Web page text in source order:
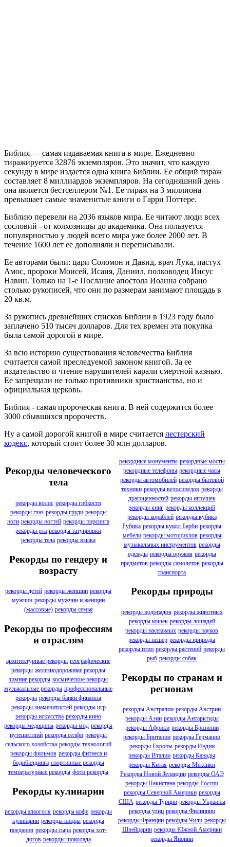
Библия — самая издаваемая книга в мире. Ежедневно
тиражируется 32876 экземпляров. Это значит, что каждую
секунду в мире издается одна книга Библии. Ее общий тираж
составляет 8 миллиардов экземпляров. На сегодняшний день
она является бестселлером №1. Ее тираж на 3 миллиона
превышает самые знаменитые книги о Гарри Поттере.
Библию перевели на 2036 языков мира. Ее читают люди всех
сословий - от колхозницы до академика. Она пользуется
популярностью у людей всего мира уже более 2000 лет. В
течение 1600 лет ее дополняли и переписывали.
Ее авторами были: цари Соломон и Давид, врач Лука, пастух
Амос, пророки Моисей, Исаия, Даниил, полководец Иисус
Навин. Только на 1-е Послание апостола Иоанна собрано
столько рукописей, что они по размерам занимают площадь в
20 кв.м.
За рукопись древнейших списков Библии в 1923 году было
заплачено 510 тысяч долларов. Для тех времен эта покупка
была самой дорогой в мире.
За всю историю существования человечества Библия
считается самой преследуемой законом книгой. За ее
издательство и чтение нарушителей карали смертной казнью.
Ее запрещали не только противники христианства, но и
официальная церковь.
Библия - самая пророческая книга. В ней содержится более
3000 сбывшихся пророчеств.
Ну а самой дорогой книгой в мире считается лестерский
кодекс, который стоит более 30 млн долларов.
Рекорды человеческого
тела
рекорды волос рекорды гибкости
рекорды глаз рекорды груди рекорды
ноги рекорды ногтей рекорды пирсинга
рекорды рта рекорды татуировки
рекорды тела рекорды языка
Рекорды по гендеру и
возрасту
рекорды детей рекорды женщин рекорды
мужчин рекорды мужчин и женщин
(массовые) рекорды семья
Рекорды по профессиям
и отраслям
архитектурные рекорды географические
рекорды железнодорожные рекорды
зимние рекорды космические рекорды
музыкальные рекорды профессиональные
рекорды рекорды банки финансы
рекорды знаменитостей рекорды игр
рекорды искусства рекорды кино
рекорды медицины рекорды мод рекорды
путешествий рекорды селфи рекорды
сельского хозяйства рекорды технологий
рекорды фильмов рекорды фитнеса и
бодибилдинга спортивные рекорды
температурные рекорды фото рекорды
Рекорды кулинарии
рекорды алкоголя рекорды кофе рекорды
кулинарии рекорды пиццы рекорды
поедания рекорды сыра рекорды хот-
догов рекорды шоколада
рекордные монументы рекордные мосты
рекордные телефоны рекордные часы
рекорды автомобилей рекорды бытовой
техники рекорды велосипедов рекорды
драгоценностей рекорды игрушек
рекорды книг рекорды коллекций
рекорды кораблей рекорды кубика
Рубика рекорды кукол Барби рекорды
мебели рекорды мотоциклов рекорды
музыкальных инструментов рекорды
одежды рекорды оружия рекорды
предметов рекорды самолетов рекорды
транспорта
Рекорды природы
рекорды водопадов рекорды животных
рекорды кошек рекорды лошадей
рекорды насекомых рекорды пауков
рекорды пещер рекорды природы
рекорды птиц рекорды растений рекорды
рыб рекорды собак
Рекорды по странам и
регионам
рекорды Австралии рекорды Австрии
рекорды Азии рекорды Антарктиды
рекорды Африки рекорды Бразилии
рекорды Британии рекорды Германии
рекорды Европы рекорды Индии
рекорды Италии рекорды Канады
рекорды Китая рекорды Мексики
Рекорды Новой Зеландии рекорды ОАЭ
рекорды Пакистана рекорды России
рекорды Северной Америки рекорды
США рекорды Турции рекорды Украины
рекорды улиц рекорды Филиппин
рекорды Франции рекорды Чили рекорды
Швейцарии рекорды Южной Америки
рекорды Японии